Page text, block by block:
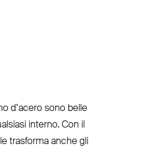
d’acero sono belle
interno. Con il
trasforma anche gli